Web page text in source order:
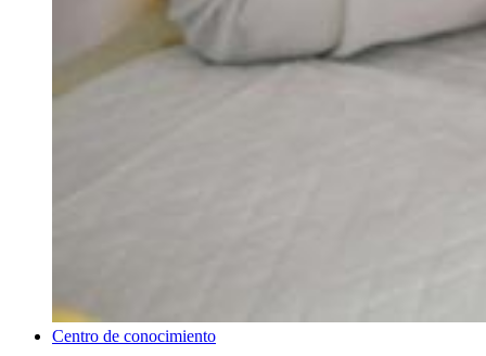
Centro de conocimiento